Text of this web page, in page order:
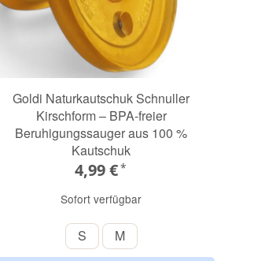
Goldi Naturkautschuk Schnuller
Kirschform – BPA-freier
Beruhigungssauger aus 100 %
Kautschuk
4,99 €*
Sofort verfügbar
SS MM